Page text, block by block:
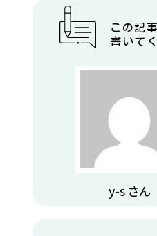
この記
書いて
y-s さん